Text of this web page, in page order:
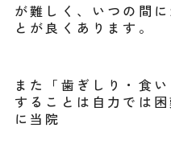
が難しく、いつの間
とが良くあります。
また「歯ぎしり・食
することは自力では
に当院